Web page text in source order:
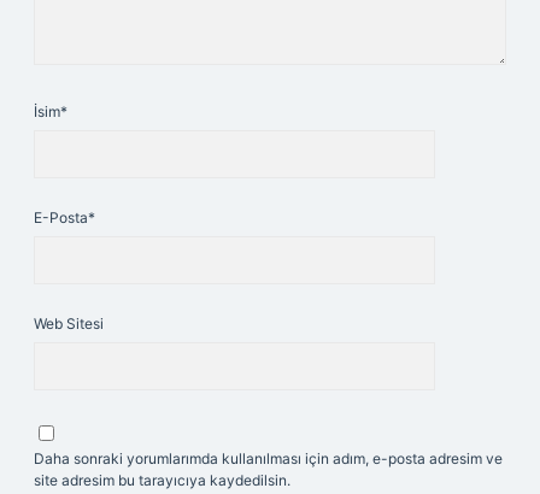
İsim*
E-Posta*
Web Sitesi
Daha sonraki yorumlarımda kullanılması için adım, e-posta adresim ve
site adresim bu tarayıcıya kaydedilsin.